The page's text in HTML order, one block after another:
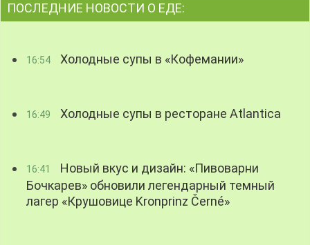
ПОСЛЕДНИЕ НОВОСТИ О ЕДЕ:
16:54 Холодные супы в «Кофемании»
16:49 Холодные супы в ресторане Atlantica
16:41
Новый вкус и дизайн: «Пивоварни
Бочкарев» обновили легендарный темный
лагер «Крушовице Kronprinz Černé»